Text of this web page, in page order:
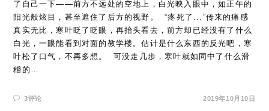
了自己一下——前方不远处的空地上，白光映入眼中，如正午的
阳光般炫目，甚至遮住了后方的视野。 ​ “疼死了...”传来的痛感
真实无比，寒叶眨了眨眼，再抬头看去，前方却已经没有了什么
白光，一眼能看到对面的教学楼。估计是什么东西的反光吧，寒
叶松了口气，不再多想。 ​ 可没走几步，寒叶就如同中了什么滑
稽的…
3评论 2019年10月10日